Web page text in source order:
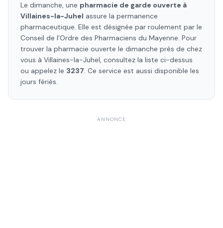
Le dimanche, une pharmacie de garde ouverte à
Villaines-la-Juhel assure la permanence
pharmaceutique. Elle est désignée par roulement par le
Conseil de l'Ordre des Pharmaciens du Mayenne. Pour
trouver la pharmacie ouverte le dimanche près de chez
vous à Villaines-la-Juhel, consultez la liste ci-dessus
ou appelez le 3237. Ce service est aussi disponible les
jours fériés.
ANNONCE